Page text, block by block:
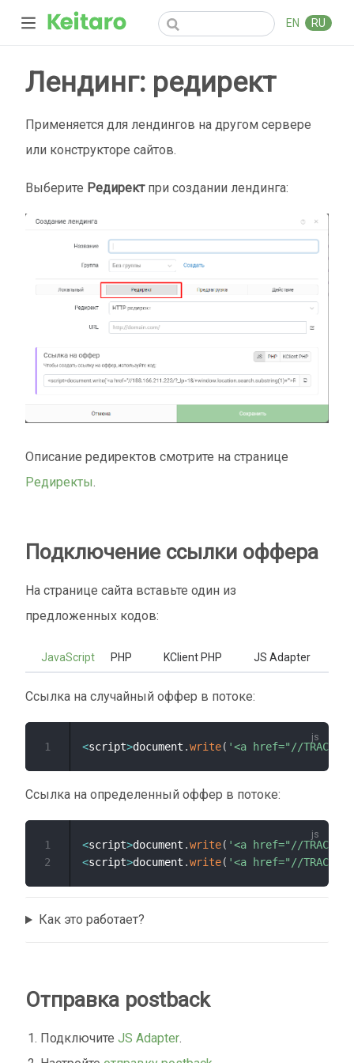
EN RU
Лендинг: редирект
Применяется для лендингов на другом сервере
или конструкторе сайтов.
Выберите Редиректпри создании лендинга:
Описание редиректов смотрите на странице
Редиректы.
Подключение ссылки оффера
На странице сайта вставьте один из
предложенных кодов:
JavaScript PHP KClient PHP JS Adapter
Ссылка на случайный оффер в потоке:
<script>document .write( '<a href="//
1
Ссылка на определенный оффер в потоке:
<script>document .write( '<a href="//
<script>document .write( '<a href="//
1
2
Как это работает?
Отправка postback
ПодключитеJS Adapter.